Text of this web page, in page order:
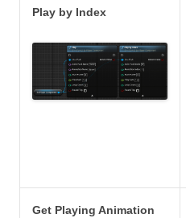
Play by Index
Get Playing Animation